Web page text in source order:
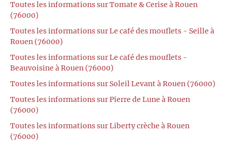
Toutes les informations sur Tomate & Cerise à Rouen
(76000)
Toutes les informations sur Le café des mouflets - Seille à
Rouen (76000)
Toutes les informations sur Le café des mouflets -
Beauvoisine à Rouen (76000)
Toutes les informations sur Soleil Levant à Rouen (76000)
Toutes les informations sur Pierre de Lune à Rouen
(76000)
Toutes les informations sur Liberty crèche à Rouen
(76000)